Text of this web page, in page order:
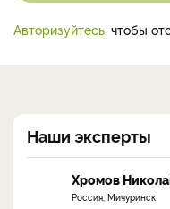
Авторизуйтесь, чтобы
Наши эксперты
Хромов
Россия, Мичуринск